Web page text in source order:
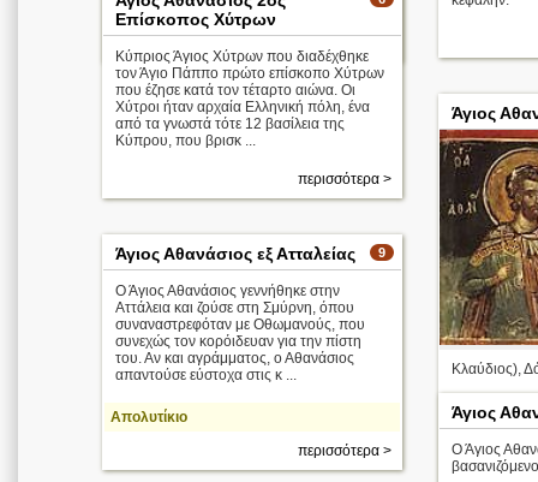
Απολυτίκιο
Επίσκοπος Χύτρων
Κύπριος Άγιος Χύτρων που διαδέχθηκε
τον Άγιο Πάππο πρώτο επίσκοπο Χύτρων
που έζησε κατά τον τέταρτο αιώνα. Οι
Χύτροι ήταν αρχαία Ελληνική πόλη, ένα
από τα γνωστά τότε 12 βασίλεια της
Κύπρου, που βρισκ ...
περισσότερα >
Άγιος
Κλαύδιος),
9
Άγιος Αθανάσιος εξ Ατταλείας
Ο Άγιος Αθανάσιος γεννήθηκε στην
Αττάλεια και ζούσε στη Σμύρνη, όπου
συναναστρεφόταν με Οθωμανούς, που
συνεχώς τον κορόιδευαν για την πίστη
του. Αν και αγράμματος, ο Αθανάσιος
απαντούσε εύστοχα στις κ ...
Απολυτίκιο
περισσότερα >
Άγιος
Ο Άγιος